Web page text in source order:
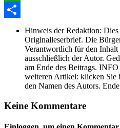
WhatsApp
Hinweis der Redaktion: Dies
Originalleserbrief. Die
Verantwortlich für den
ausschließlich der Autor.
am Ende des Beitrags.
weiteren Artikel: klicken Sie
den Namen des Autors.
Keine Kommentare